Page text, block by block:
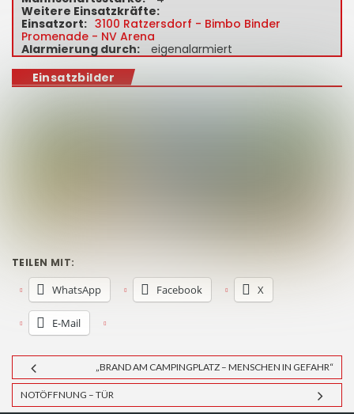
Weitere Einsatzkräfte:
Einsatzort: 3100 Ratzersdorf - Bimbo Binder
Promenade - NV Arena
Alarmierung durch:
eigenalarmiert
Einsatzbilder
TEILEN MIT:
WhatsApp Facebook X
E-Mail
„BRAND AM CAMPINGPLATZ – MENSCHEN IN GEFAHR“
NOTÖFFNUNG – TÜR